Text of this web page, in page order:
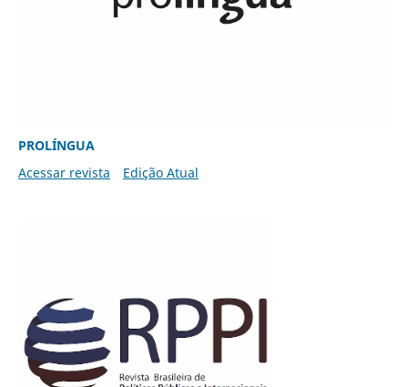
PROLÍNGUA
Acessar revista
Edição Atual